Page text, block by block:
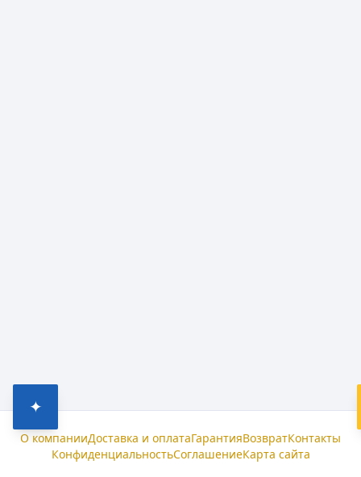
✦
О компанииДоставка и оплатаГарантияВозвратКонтакты
КонфиденциальностьСоглашениеКарта сайта